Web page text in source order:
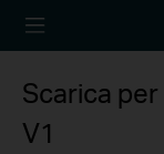
Scarica per
V1